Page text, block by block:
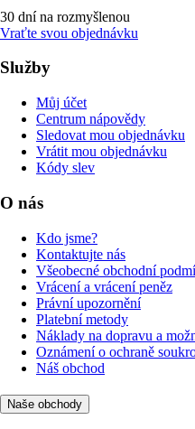
30 dní na rozmyšlenou
Vraťte svou objednávku
Služby
Můj účet
Centrum nápovědy
Sledovat mou objednávku
Vrátit mou objednávku
Kódy slev
O nás
Kdo jsme?
Kontaktujte nás
Všeobecné obchodní
Vrácení a vrácení peněz
Právní upozornění
Platební metody
Náklady na dopravu a
Oznámení o ochraně
Náš obchod
Naše obchody